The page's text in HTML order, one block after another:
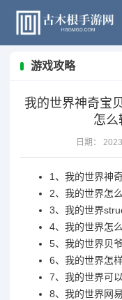
游戏攻略
我的世界神奇宝
怎么
日期：
1、 我的世界神
2、 我的世界怎
3、 我的世界
4、 我的世界怎
5、 我的世界贝
6、 我的世界怎
7、 我的世界可
8、 我的世界网